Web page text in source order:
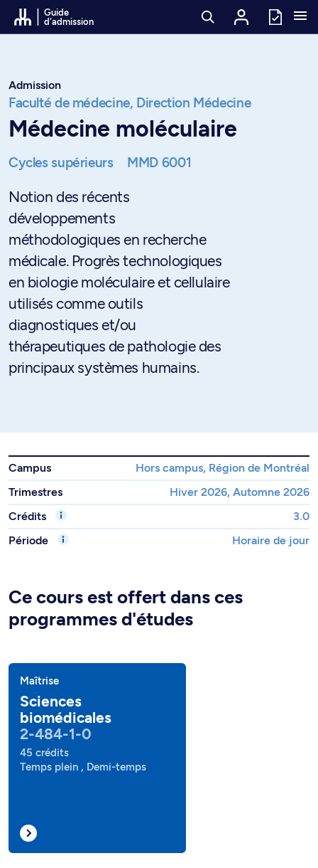
Passer au contenu
Guide
d'admission
Admission
Faculté de médecine, Direction Médecine
Médecine moléculaire
Cycles supérieurs MMD 6001
Notion des récents
développements
méthodologiques en recherche
médicale. Progrès technologiques
en biologie moléculaire et cellulaire
utilisés comme outils
diagnostiques et/ou
thérapeutiques de pathologie des
principaux systèmes humains.
Campus
Hors campus, Région de Montréal
Trimestres
Hiver 2026, Automne 2026
Crédits
3.0
Période
Horaire de jour
Ce cours est offert dans ces
programmes d'études
Maîtrise
Sciences
biomédicales
2-484-1-0
45 crédits
Temps plein , Demi-temps